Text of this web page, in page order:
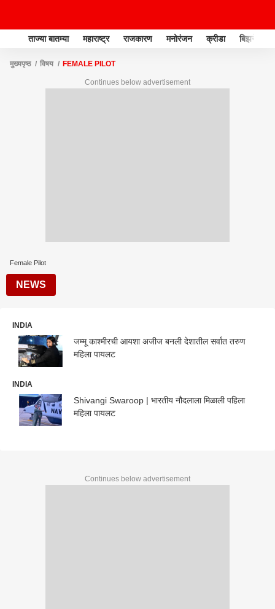
ताज्या बातम्या महाराष्ट्र राजकारण मनोरंजन क्रीडा बिझनेस
मुख्यपृष्ठ विषय FEMALE PILOT
Continues below advertisement
Female Pilot
NEWS
INDIA
जम्मू काश्मीरची आयशा अजीज बनली देशातील सर्वात तरुण
महिला पायलट
INDIA
Shivangi Swaroop | भारतीय नौदलाला मिळाली पहिला
महिला पायलट
Continues below advertisement